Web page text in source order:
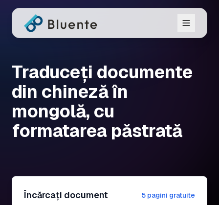
Traduceți documente
din chineză în
mongolă, cu
formatarea păstrată
Încărcați document 5 pagini gratuite